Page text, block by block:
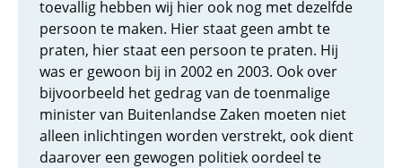
toevallig hebben wij hier ook nog met dezelfde
persoon te maken. Hier staat geen ambt te
praten, hier staat een persoon te praten. Hij
was er gewoon bij in 2002 en 2003. Ook over
bijvoorbeeld het gedrag van de toenmalige
minister van Buitenlandse Zaken moeten niet
alleen inlichtingen worden verstrekt, ook dient
daarover een gewogen politiek oordeel te